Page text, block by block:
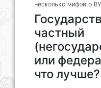
несколько мифов о
частный
или
что лучше?